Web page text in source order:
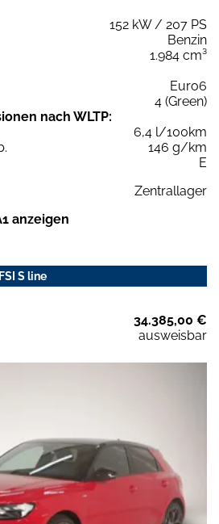
152 kW / 207 PS
Benzin
1.984 cm³
Euro6
4 (Green)
nach WLTP:
6,4 l/100km
146 g/km
E
Zentrallager
anzeigen
S line
34.385,00 €
ausweisbar